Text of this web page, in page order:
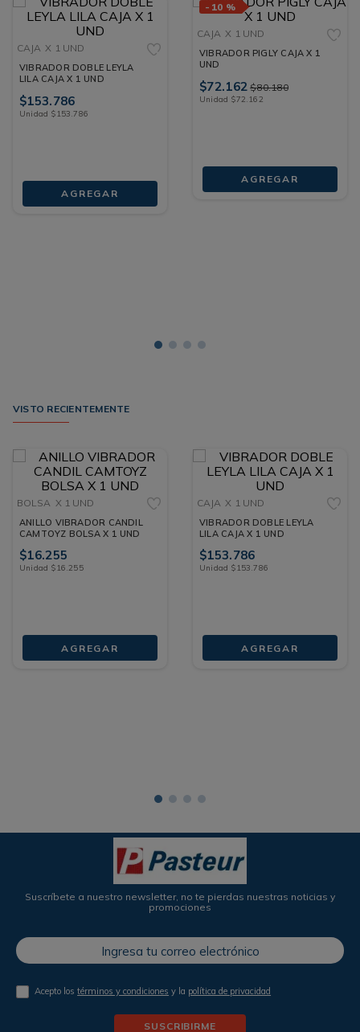
CAJA X 1 UND
VIBRADOR DOBLE LEYLA
LILA CAJA X 1 UND
$153.786
Unidad $153.786
AGREGAR
- 10 %
CAJA X 1 UND
VIBRADOR PIGLY CAJA X 1
UND
$72.162 $80.180
Unidad $72.162
AGREGAR
VISTO RECIENTEMENTE
BOLSA X 1 UND
ANILLO VIBRADOR CANDIL
CAMTOYZ BOLSA X 1 UND
$16.255
Unidad $16.255
AGREGAR
CAJA X 1 UND
VIBRADOR DOBLE LEYLA
LILA CAJA X 1 UND
$153.786
Unidad $153.786
AGREGAR
Suscríbete a nuestro newsletter, no te pierdas nuestras noticias y
promociones
Acepto lostérminos y condiciones y la política de privacidad
SUSCRIBIRME